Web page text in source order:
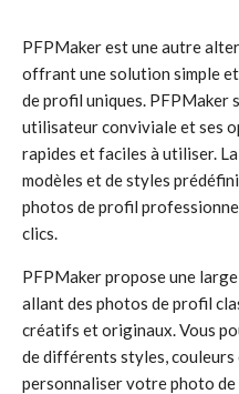
PFPMaker est une autre
offrant une solution simple
de profil uniques. PFPMaker
utilisateur conviviale et ses
rapides et faciles à utiliser.
modèles et de styles
photos de profil
clics.
PFPMaker propose une
allant des photos de profil
créatifs et originaux. Vous
de différents styles,
personnaliser votre photo